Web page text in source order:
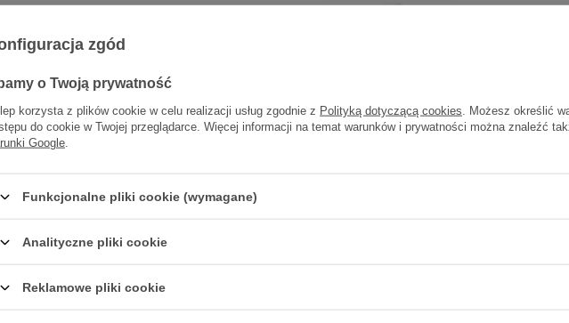
10,62 zł
zgód
o Twoją prywatność
korzysta z plików cookie w celu realizacji usług zgodnie z Polityką dotyczącą cookies . Możesz określić
do cookie w Twojej przeglądarce. Więcej informacji na temat warunków i prywatności można znaleźć
Google
Funkcjonalne pliki cookie (wymagane)
Analityczne pliki cookie
Reklamowe pliki cookie